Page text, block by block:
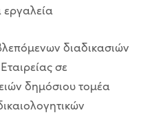
διαδικασιών
σε
δημόσιου τομέα